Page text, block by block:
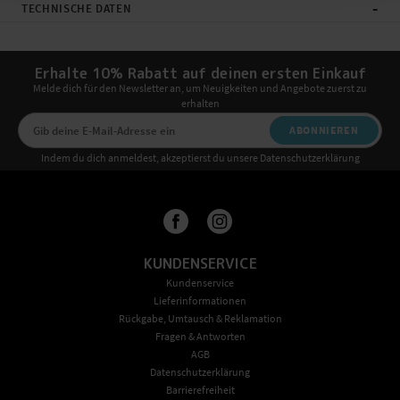
TECHNISCHE DATEN -
Erhalte 10% Rabatt auf deinen ersten Einkauf
Melde dich für den Newsletter an, um Neuigkeiten und Angebote zuerst zu
erhalten
ABONNIEREN
Indem du dich anmeldest, akzeptierst du unsere Datenschutzerklärung
KUNDENSERVICE
Kundenservice
Lieferinformationen
Rückgabe, Umtausch & Reklamation
Fragen & Antworten
AGB
Datenschutzerklärung
Barrierefreiheit